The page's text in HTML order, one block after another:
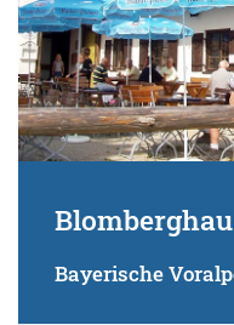
Bayerische